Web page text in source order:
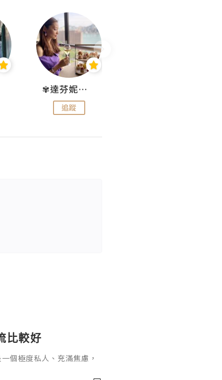
✾達芬妮•愛孩子•愛生活✾
追蹤
比較好
個極度私人、充滿焦慮，
該選哪一種？哪個比較不